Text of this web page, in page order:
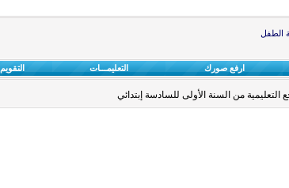
الطفل
ارفع صورك التعليمـــات التقويم
من السنة الأولى للسادسة إبتدائي